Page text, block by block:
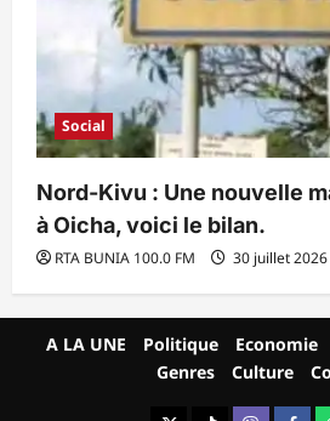
Social
Nord-Kivu : Une nouvelle
à Oicha, voici le bilan.
RTA BUNIA 100.0 FM 30 juillet 2026
A LA UNE Politique Economie
Genres
Culture